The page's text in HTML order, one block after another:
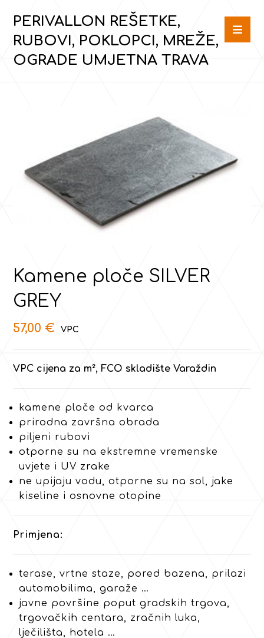
PERIVALLON REŠETKE,
RUBOVI, POKLOPCI, MREŽE,
OGRADE UMJETNA TRAVA
Kamene ploče SILVER
GREY
57,00€
VPC cijena za m², FCO skladište Varaždin
kamene ploče od kvarca
prirodna završna obrada
piljeni rubovi
otporne su na ekstremne vremenske
uvjete i UV zrake
ne upijaju vodu, otporne su na sol, jake
kiseline i osnovne otopine
Primjena:
terase, vrtne staze, pored bazena, prilazi
automobilima, garaže …
javne površine poput gradskih trgova,
trgovačkih centara, zračnih luka,
lječilišta, hotela …